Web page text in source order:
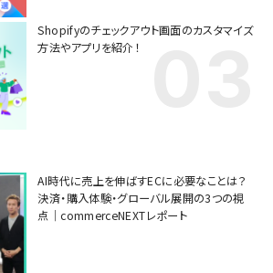
Shopifyのチェックアウト画面のカスタマイズ
方法やアプリを紹介！
AI時代に売上を伸ばすECに必要なことは？
決済・購入体験・グローバル展開の3つの視
点｜commerceNEXTレポート